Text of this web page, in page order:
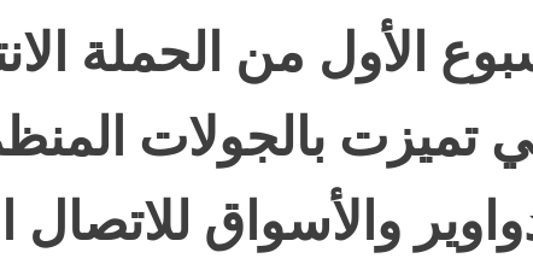
الأول من الحملة
تميزت بالجولات
والأسواق للاتصال